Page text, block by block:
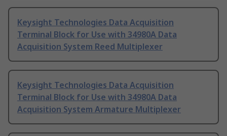
Keysight Technologies Data Acquisition
Terminal Block for Use with 34980A Data
Acquisition System Reed Multiplexer
Keysight Technologies Data Acquisition
Terminal Block for Use with 34980A Data
Acquisition System Armature Multiplexer